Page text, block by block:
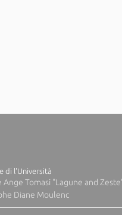
di l'Università
Ange Tomasi "Lagune and
Diane Moulenc